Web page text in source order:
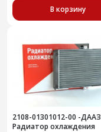
В корзину
2108-01301012-00 -ДААЗ
Радиатор охлаждения